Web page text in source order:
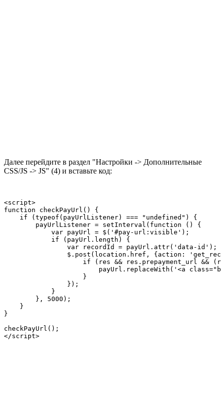
Далее перейдите в раздел "Настройки -> Дополнительные
CSS/JS -> JS" (4) и вставьте код:
<script>
function checkPayUrl() {
    if (typeof(payUrlListener) === "undefined") {
        payUrlListener = setInterval(function () {
            var payUrl = $('#pay-url:visible');
            if (payUrl.length) {
                var recordId = payUrl.attr('data-id');
$.post(location.href, {action:
if (res && res.prepayment_url &&
payUrl.replaceWith('<a
                    }
                });
            }
        }, 5000);
    }
}
checkPayUrl();
</script>